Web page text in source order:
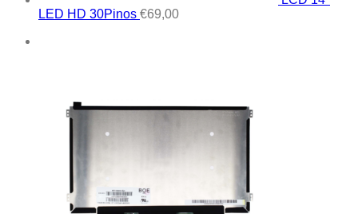
LED HD 30Pinos €69,00